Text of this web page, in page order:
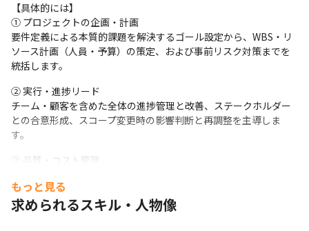
【具体的には】
① プロジェクトの企画・計画
要件定義による本質的課題を解決するゴール設定から、WBS・リ
ソース計画（人員・予算）の策定、および事前リスク対策までを
統括します。
② 実行・進捗リード
チーム・顧客を含めた全体の進捗管理と改善、ステークホルダー
との合意形成、スコープ変更時の影響判断と再調整を主導しま
す。
③ 品質・コスト管理
進捗の把握とリスク発生時の迅速な対応を担います。
④ 顧客関係強化・アカウント支援
もっと見る
求められるスキル・人物像